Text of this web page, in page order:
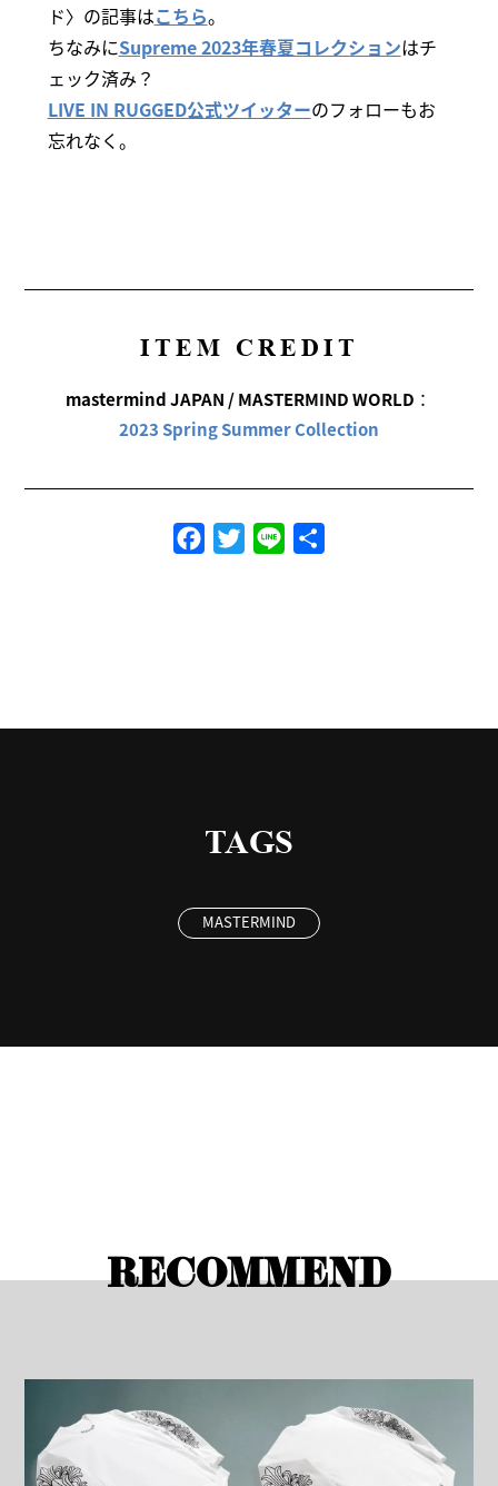
ド〉の記事はこちら。
ちなみにSupreme 2023年春夏コレクションはチ
ェック済み？
LIVE IN RUGGED公式ツイッターのフォローもお
忘れなく。
ITEM CREDIT
mastermind JAPAN / MASTERMIND WORLD ：
2023 Spring Summer Collection
FacebookTwitterLine
TAGS
MASTERMIND
RECOMMEND